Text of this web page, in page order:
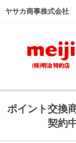
ヤサカ商事株式会社
商品紹介
スタッフインタビュー
ポイント交換
契約